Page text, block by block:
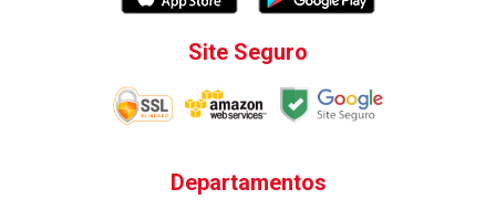
Site Seguro
Departamentos